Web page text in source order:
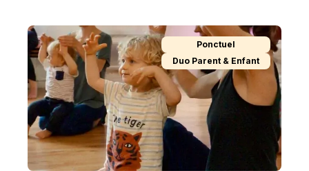
Ponctuel
Duo Parent & Enfant